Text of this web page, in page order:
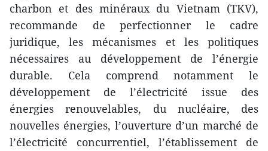
charbon et des minéraux du Vietnam (TKV),
recommande de perfectionner le cadre
juridique, les mécanismes et les politiques
nécessaires au développement de l’énergie
durable. Cela comprend notamment le
développement de l’électricité issue des
énergies renouvelables, du nucléaire, des
nouvelles énergies, l’ouverture d’un marché de
l’électricité concurrentiel, l’établissement de